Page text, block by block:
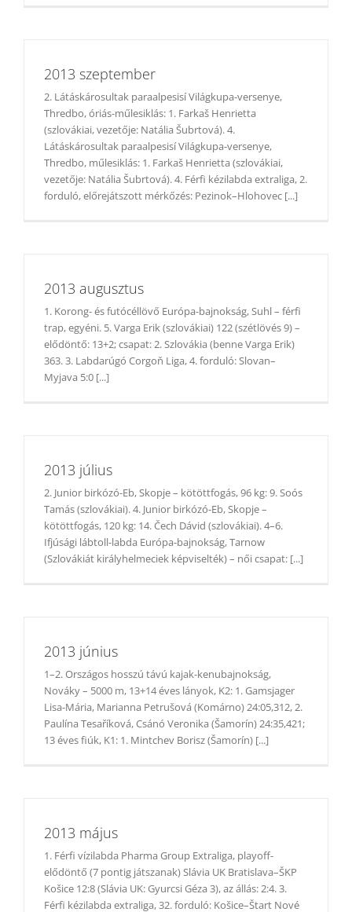
2013 szeptember
2. Látáskárosultak paraalpesisí Világkupa-versenye,
Thredbo, óriás-műlesiklás: 1. Farkaš Henrietta
(szlovákiai, vezetője: Natália Šubrtová). 4.
Látáskárosultak paraalpesisí Világkupa-versenye,
Thredbo, műlesiklás: 1. Farkaš Henrietta (szlovákiai,
vezetője: Natália Šubrtová). 4. Férfi kézilabda extraliga, 2.
forduló, előrejátszott mérkőzés: Pezinok–Hlohovec [...]
2013 augusztus
1. Korong- és futócéllövő Európa-bajnokság, Suhl – férfi
trap, egyéni. 5. Varga Erik (szlovákiai) 122 (szétlövés 9) –
elődöntő: 13+2; csapat: 2. Szlovákia (benne Varga Erik)
363. 3. Labdarúgó Corgoň Liga, 4. forduló: Slovan–
Myjava 5:0 [...]
2013 július
2. Junior birkózó-Eb, Skopje – kötöttfogás, 96 kg: 9. Soós
Tamás (szlovákiai). 4. Junior birkózó-Eb, Skopje –
kötöttfogás, 120 kg: 14. Čech Dávid (szlovákiai). 4–6.
Ifjúsági lábtoll-labda Európa-bajnokság, Tarnow
(Szlovákiát királyhelmeciek képviselték) – női csapat: [...]
2013 június
1–2. Országos hosszú távú kajak-kenubajnokság,
Nováky – 5000 m, 13+14 éves lányok, K2: 1. Gamsjager
Lisa-Mária, Marianna Petrušová (Komárno) 24:05,312, 2.
Paulína Tesaříková, Csánó Veronika (Šamorín) 24:35,421;
13 éves fiúk, K1: 1. Mintchev Borisz (Šamorín) [...]
2013 május
1. Férfi vízilabda Pharma Group Extraliga, playoff-
elődöntő (7 pontig játszanak) Slávia UK Bratislava–ŠKP
Košice 12:8 (Slávia UK: Gyurcsi Géza 3), az állás: 2:4. 3.
Férfi kézilabda extraliga, 32. forduló: Košice–Štart Nové